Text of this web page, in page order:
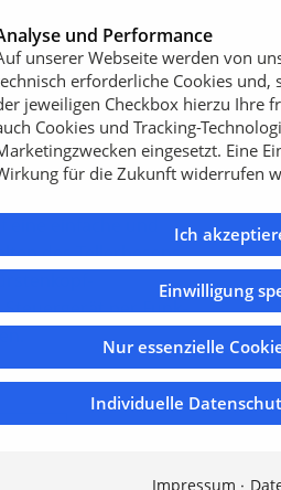
mit der hydraulischen
Eine weitere Option
neuen teleskopierbaren
Arbeiten möglich.
zudem auf die
der einzelnen
einfache und
des Tellerbesens,
per Funk-
und Performance
unserer Webseite werden von
erforderliche Cookies und,
jeweiligen Checkbox hierzu Ihre
Cookies und Tracking-
eingesetzt. Eine
für die Zukunft widerrufen
Ich
Einwilligung
Nur essenzielle
Individuelle
Impressum